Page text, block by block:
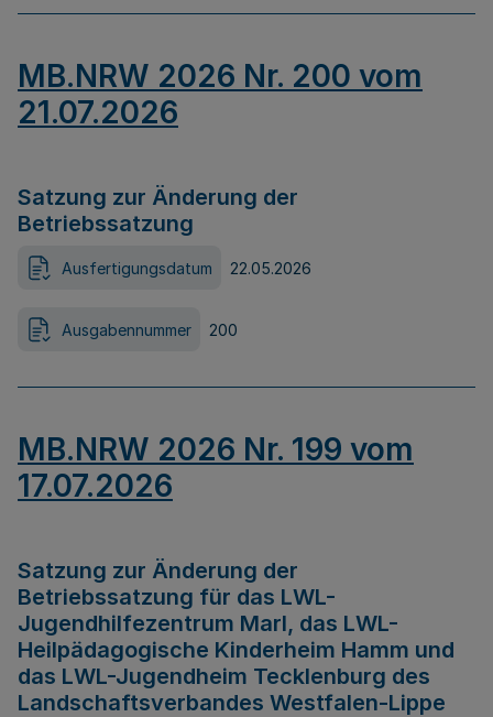
MB.NRW 2026 Nr. 200 vom
21.07.2026
Satzung zur Änderung der
Betriebssatzung
Ausfertigungsdatum 22.05.2026
Ausgabennummer 200
MB.NRW 2026 Nr. 199 vom
17.07.2026
Satzung zur Änderung der
Betriebssatzung für das LWL-
Jugendhilfezentrum Marl, das LWL-
Heilpädagogische Kinderheim Hamm und
das LWL-Jugendheim Tecklenburg des
Landschaftsverbandes Westfalen-Lippe